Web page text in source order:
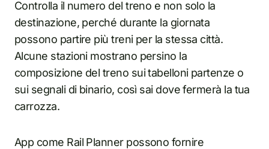
Controlla il numero del treno e non solo la
destinazione, perché durante la giornata
possono partire più treni per la stessa città.
Alcune stazioni mostrano persino la
composizione del treno sui tabelloni partenze o
sui segnali di binario, così sai dove fermerà la tua
carrozza.
App come Rail Planner possono fornire